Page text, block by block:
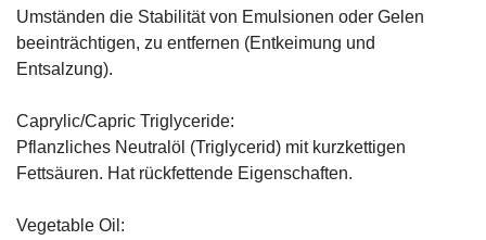
Umständen die Stabilität von Emulsionen oder Gelen
beeinträchtigen, zu entfernen (Entkeimung und
Entsalzung).
Caprylic/Capric Triglyceride:
Pflanzliches Neutralöl (Triglycerid) mit kurzkettigen
Fettsäuren. Hat rückfettende Eigenschaften.
Vegetable Oil: